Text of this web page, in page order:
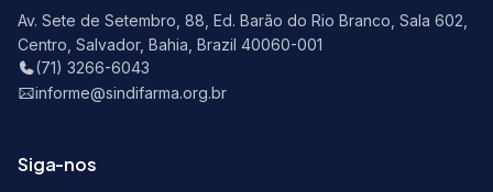
Av. Sete de Setembro, 88, Ed. Barão do Rio Branco, Sala 602,
Centro, Salvador, Bahia, Brazil 40060-001
(71) 3266-6043
informe@sindifarma.org.br
Siga-nos